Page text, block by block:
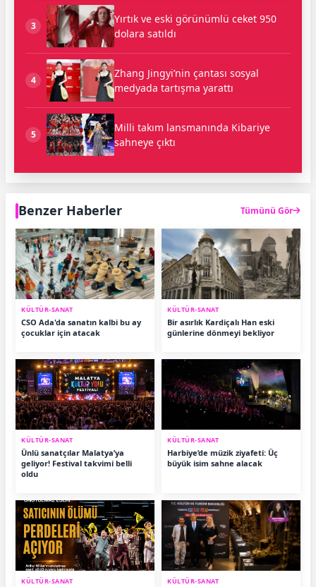
3
Yırtık ve eski görünümlü ceket 950
dolara satıldı
4
Zhang Jingyi’nin çantası sosyal
medyada tartışma yarattı
5
Milli takım lansmanında Kibariye
sahneye çıktı
Benzer Haberler Tümünü Gör
KÜLTÜR-SANAT
CSO Ada'da sanatın kalbi bu ay
çocuklar için atacak
KÜLTÜR-SANAT
Bir asırlık Kardiçalı Han eski
günlerine dönmeyi bekliyor
KÜLTÜR-SANAT
Ünlü sanatçılar Malatya’ya
geliyor! Festival takvimi belli
oldu
KÜLTÜR-SANAT
Harbiye’de müzik ziyafeti: Üç
büyük isim sahne alacak
KÜLTÜR-SANAT KÜLTÜR-SANAT